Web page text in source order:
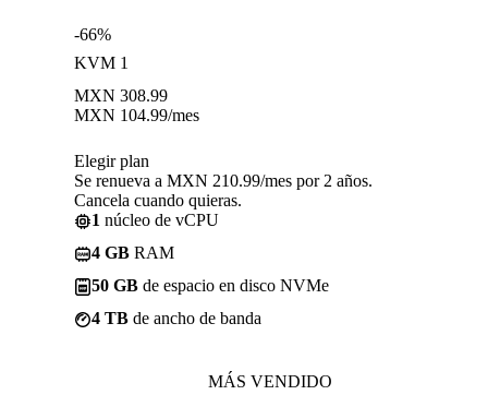
-66%
KVM 1
MXN 308.99
MXN 104.99/mes
Elegir plan
Se renueva a MXN 210.99/mes por 2 años.
Cancela cuando quieras.
1 núcleo de vCPU
4 GB RAM
50 GB de espacio en disco NVMe
4 TB de ancho de banda
MÁS VENDIDO